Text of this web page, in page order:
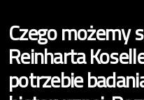
Czego możemy
Reinharta
potrzebie